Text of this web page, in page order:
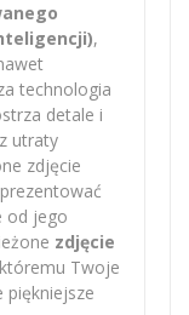
,
technologia
detale i
utraty
zdjęcie
od jego
zdjęcie
Twoje
piękniejsze